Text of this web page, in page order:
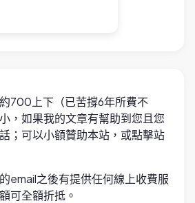
700上下（已苦撐6年所費不
，如果我的文章有幫助到您且您
；可以小額贊助本站，或點擊站
email之後有提供任何線上收費服
可全額折抵。